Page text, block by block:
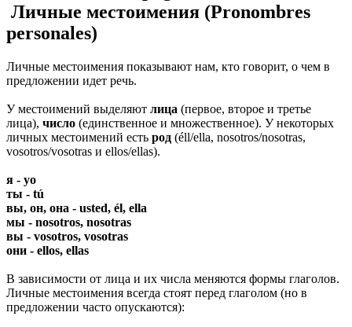
Личные местоимения (Pronombres
personales)
Личные местоимения показывают нам, кто говорит, о чем в
предложении идет речь.
У местоимений выделяют лица (первое, второе и третье
лица), число (единственное и множественное). У некоторых
личных местоимений есть род (éll/ella, nosotros/nosotras,
vosotros/vosotras и ellos/ellas).
я - yo
ты - tú
вы, он, она - usted, él, ella
мы - nosotros, nosotras
вы - vosotros, vosotras
они - ellos, ellas
В зависимости от лица и их числа меняются формы глаголов.
Личные местоимения всегда стоят перед глаголом (но в
предложении часто опускаются):